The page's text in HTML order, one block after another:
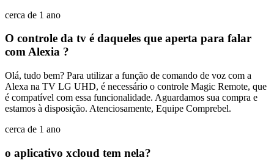
cerca de 1 ano
O controle da tv é daqueles que aperta para falar
com Alexia ?
Olá, tudo bem? Para utilizar a função de comando de voz com a
Alexa na TV LG UHD, é necessário o controle Magic Remote, que
é compatível com essa funcionalidade. Aguardamos sua compra e
estamos à disposição. Atenciosamente, Equipe Comprebel.
cerca de 1 ano
o aplicativo xcloud tem nela?